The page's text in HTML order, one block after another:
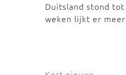
Duitsland stond
weken lijkt er